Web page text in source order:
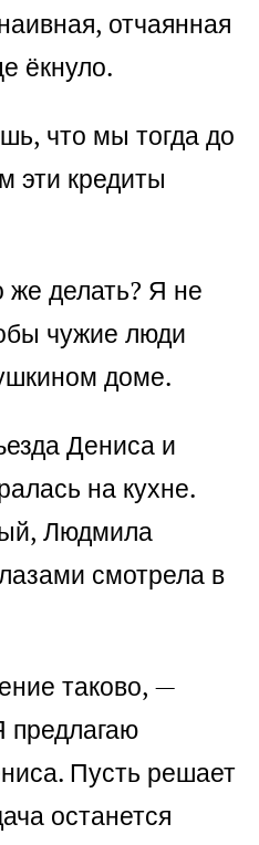
отчаянная
ёкнуло.
что мы тогда до
эти кредиты
делать? Я не
чужие люди
доме.
Дениса и
на кухне.
Людмила
смотрела в
таково, —
предлагаю
Пусть решает
останется